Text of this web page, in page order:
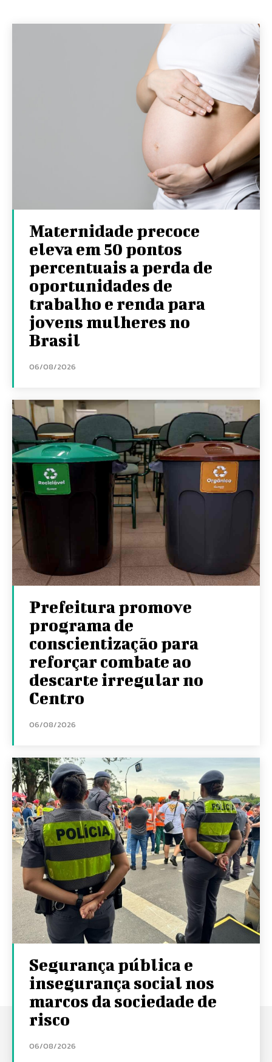
Maternidade precoce
eleva em 50 pontos
percentuais a perda de
oportunidades de
trabalho e renda para
jovens mulheres no
Brasil
06/08/2026
Prefeitura promove
programa de
conscientização para
reforçar combate ao
descarte irregular no
Centro
06/08/2026
Segurança pública e
insegurança social nos
marcos da sociedade de
risco
06/08/2026